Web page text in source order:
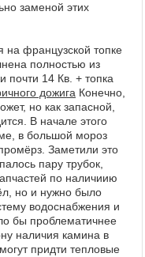
заменой этих
на французской топке
полностью из
почти 14 Кв. + топка
дожига Конечно,
но как запасной,
В начале этого
в большой мороз
Заметили это
пару трубок,
по наличиию
но и нужно было
водоснабжения и
бы проблематичнее
наличия камина в
придти тепловые